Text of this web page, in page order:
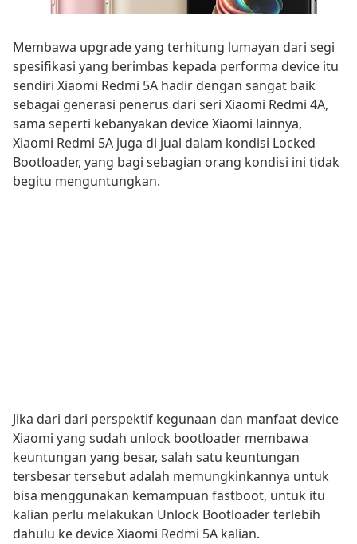
Membawa upgrade yang terhitung lumayan dari segi
spesifikasi yang berimbas kepada performa device itu
sendiri Xiaomi Redmi 5A hadir dengan sangat baik
sebagai generasi penerus dari seri Xiaomi Redmi 4A,
sama seperti kebanyakan device Xiaomi lainnya,
Xiaomi Redmi 5A juga di jual dalam kondisi Locked
Bootloader, yang bagi sebagian orang kondisi ini tidak
begitu menguntungkan.
Jika dari dari perspektif kegunaan dan manfaat device
Xiaomi yang sudah unlock bootloader membawa
keuntungan yang besar, salah satu keuntungan
tersbesar tersebut adalah memungkinkannya untuk
bisa menggunakan kemampuan fastboot, untuk itu
kalian perlu melakukan Unlock Bootloader terlebih
dahulu ke device Xiaomi Redmi 5A kalian.